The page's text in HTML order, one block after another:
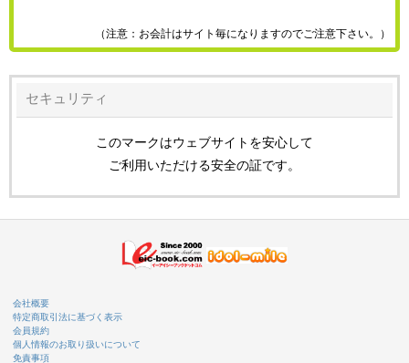
（注意：お会計はサイト毎になりますのでご注意下さい。）
セキュリティ
このマークはウェブサイトを安心して
ご利用いただける安全の証です。
会社概要
特定商取引法に基づく表示
会員規約
個人情報のお取り扱いについて
免責事項